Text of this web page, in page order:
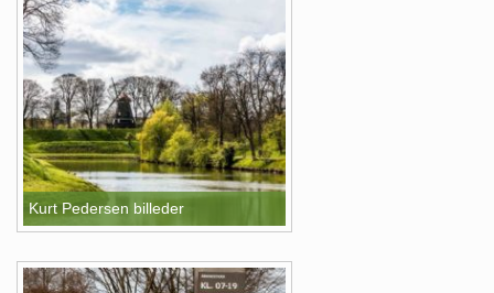
Kurt Pedersen billeder